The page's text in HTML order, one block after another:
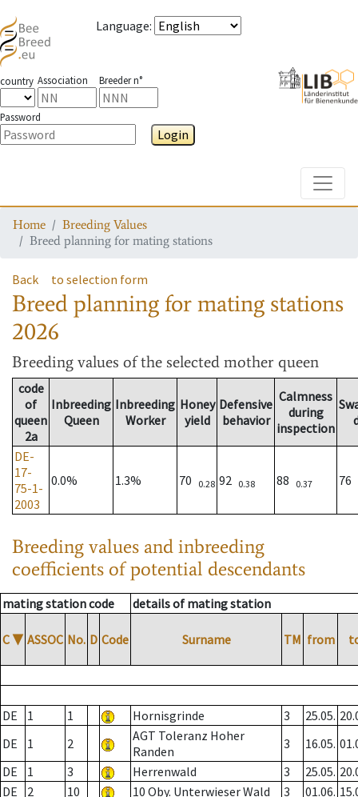
Language:
country Association Breeder n°
Password
Login
Home
Breeding Values
Breed planning for mating stations
Back to selection form
Breed planning for mating stations
2026
Breeding values of the selected mother queen
code
of
queen
2a
Inbreeding
Queen
Inbreeding
Worker
Honey
yield
Defensive
behavior
Calmness
during
inspection
DE-
17-
75-1-
2003
0.0% 1.3% 70 0.28 92 0.38 88 0.37 76
Breeding values and inbreeding
coefficients of potential descendants
mating station code details of mating station
C ▼ ASSOC No. D Code Surname TM from
DE 1 1 Hornisgrinde 3 25.05.
DE
1 2
AGT Toleranz Hoher
Randen
3 16.05.
DE
1 3 Herrenwald 3 25.05.
DE
2 10 10 Oby. Unterwieser Wald 3 01.06.